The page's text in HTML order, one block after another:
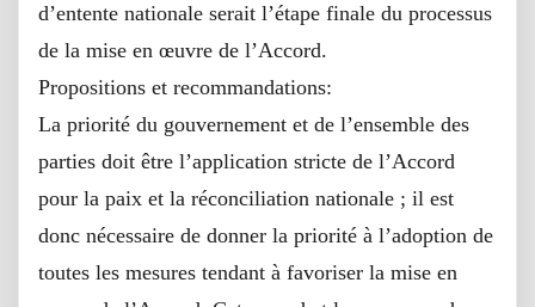
d’entente nationale serait l’étape finale du processus
de la mise en œuvre de l’Accord.
Propositions et recommandations:
La priorité du gouvernement et de l’ensemble des
parties doit être l’application stricte de l’Accord
pour la paix et la réconciliation nationale ; il est
donc nécessaire de donner la priorité à l’adoption de
toutes les mesures tendant à favoriser la mise en